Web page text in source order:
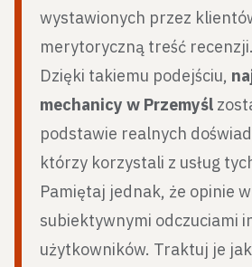
wystawionych przez
merytoryczną treść recenzji.
Dzięki takiemu podejściu,
mechanicy w Przemyśl
podstawie realnych
którzy korzystali z usług
Pamiętaj jednak, że opinie
subiektywnymi odczuciami
użytkowników. Traktuj je